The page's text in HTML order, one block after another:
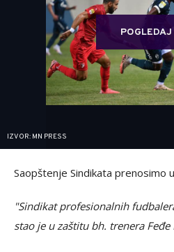
IZVOR: MN PRESS
Saopštenje Sindikata prenosimo
"Sindikat profesionalnih
stao je u zaštitu bh. trenera Feđe